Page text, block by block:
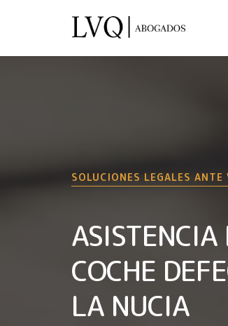
SOLUCIONES LEGALES
COCHE
LA NUCIA